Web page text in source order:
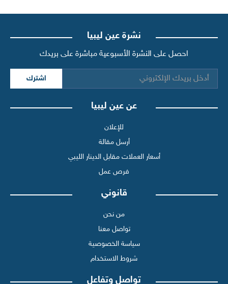
نشرة عين ليبيا
احصل على النشرة الأسبوعية مباشرة على بريدك
اشترك
عن عين ليبيا
للإعلان
أرسل مقالة
أسعار العملات مقابل الدينار الليبي
فرص عمل
قانوني
من نحن
تواصل معنا
سياسة الخصوصية
شروط الاستخدام
تواصل وتفاعل